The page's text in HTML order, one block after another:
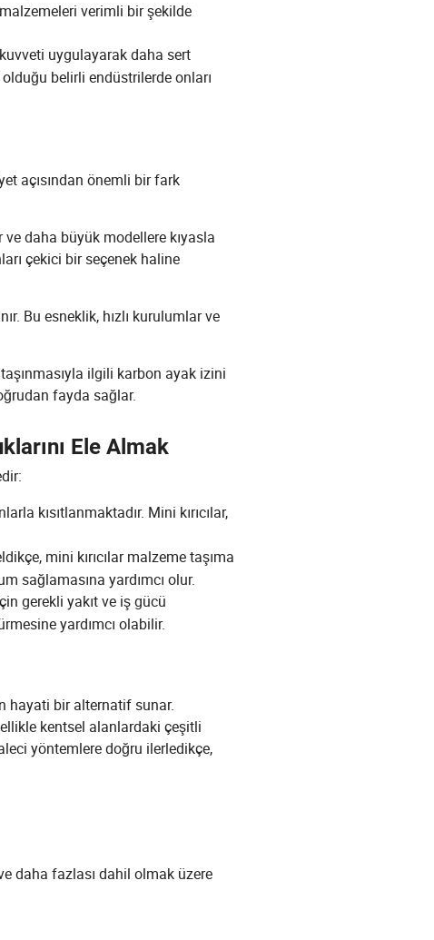
verimli bir şekilde
kuvveti uygulayarak daha sert
belirli endüstrilerde onları
açısından önemli bir fark
daha büyük modellere kıyasla
çekici bir seçenek haline
Bu esneklik, hızlı kurulumlar ve
ilgili karbon ayak izini
fayda sağlar.
Ele Almak
kısıtlanmaktadır. Mini kırıcılar,
mini kırıcılar malzeme taşıma
sağlamasına yardımcı olur.
gerekli yakıt ve iş gücü
yardımcı olabilir.
hayati bir alternatif sunar.
kentsel alanlardaki çeşitli
yöntemlere doğru ilerledikçe,
daha fazlası dahil olmak üzere